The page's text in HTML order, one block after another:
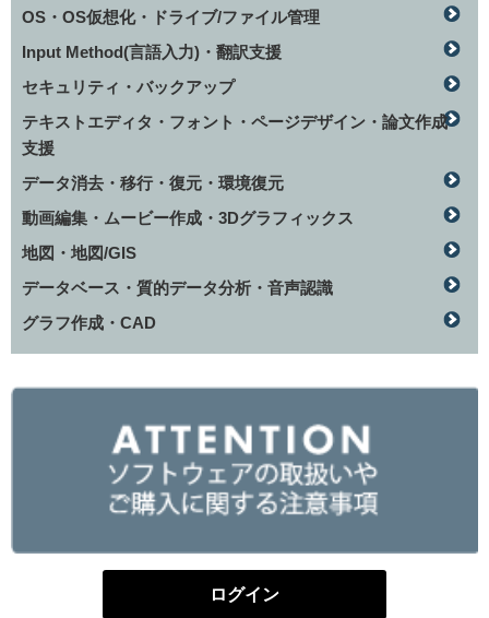
OS・OS仮想化・ドライブ/ファイル管理
Input Method(言語入力)・翻訳支援
セキュリティ・バックアップ
テキストエディタ・フォント・ページデザイン・論文作成
支援
データ消去・移行・復元・環境復元
動画編集・ムービー作成・3Dグラフィックス
地図・地図/GIS
データベース・質的データ分析・音声認識
グラフ作成・CAD
ログイン